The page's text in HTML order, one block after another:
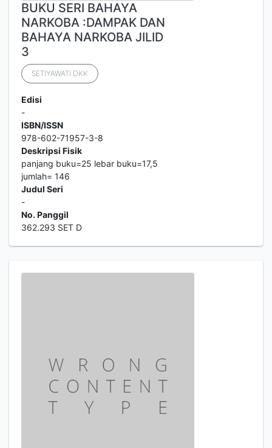
BUKU SERI BAHAYA
NARKOBA :DAMPAK DAN
BAHAYA NARKOBA JILID
3
SETIYAWATI DKK
Edisi
-
ISBN/ISSN
978-602-71957-3-8
Deskripsi Fisik
panjang buku=25 lebar buku=17,5
jumlah= 146
Judul Seri
-
No. Panggil
362.293 SET D